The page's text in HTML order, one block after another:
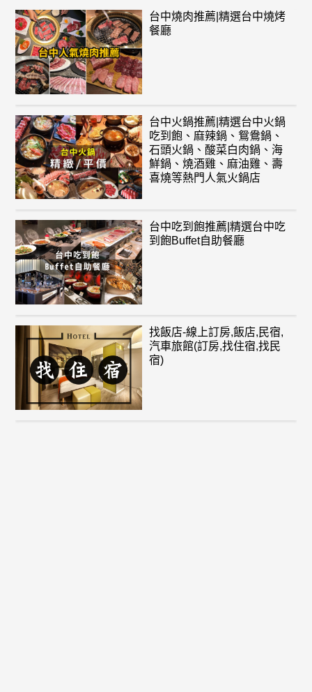
台中燒肉推薦|精選台中燒烤
餐廳
台中火鍋推薦|精選台中火鍋
吃到飽、麻辣鍋、鴛鴦鍋、
石頭火鍋、酸菜白肉鍋、海
鮮鍋、燒酒雞、麻油雞、壽
喜燒等熱門人氣火鍋店
台中吃到飽推薦|精選台中吃
到飽Buffet自助餐廳
找飯店-線上訂房,飯店,民宿,
汽車旅館(訂房,找住宿,找民
宿)